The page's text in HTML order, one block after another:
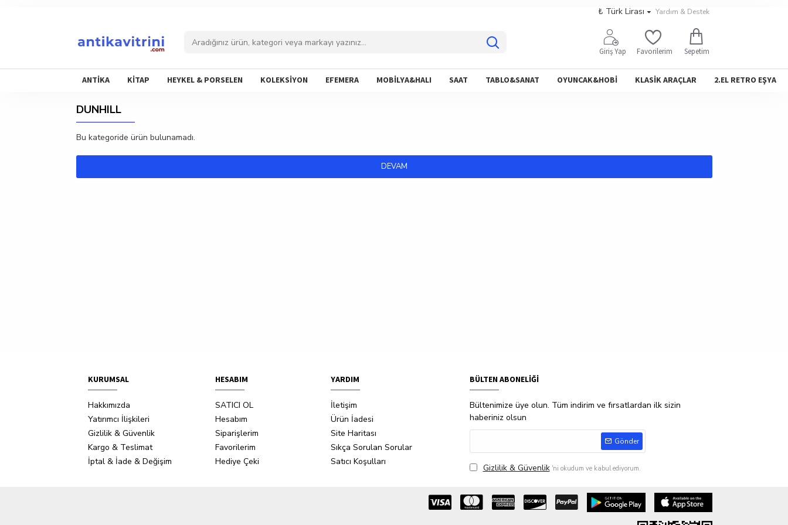
₺ Türk Lirası Yardım & Destek
Giriş Yap Favorilerim Sepetim
ANTİKA KİTAP HEYKEL & PORSELEN KOLEKSİYON EFEMERA MOBİLYA&HALI SAAT TABLO&SANAT OYUNCAK&HOBİ KLASİK ARAÇLAR 2.EL RETRO EŞYA
DUNHILL
Bu kategoride ürün bulunamadı.
DEVAM
KURUMSAL
Hakkımızda
Yatırımcı İlişkileri
Gizlilik & Güvenlik
Kargo & Teslimat
İptal & İade & Değişim
HESABIM
SATICI OL
Hesabım
Siparişlerim
Favorilerim
Hediye Çeki
YARDIM
İletişim
Ürün İadesi
Site Haritası
Sıkça Sorulan Sorular
Satıcı Koşulları
BÜLTEN ABONELİĞİ
Bültenimize üye olun. Tüm indirim ve fırsatlardan ilk sizin
haberiniz olsun
Gönder
Gizlilik & Güvenlik 'ni okudum ve kabul ediyorum.